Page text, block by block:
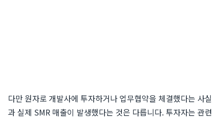
다만 원자로 개발사에 투자하거나 업무협약을 체결했다는 사실
과 실제 SMR 매출이 발생했다는 것은 다릅니다. 투자자는 관련